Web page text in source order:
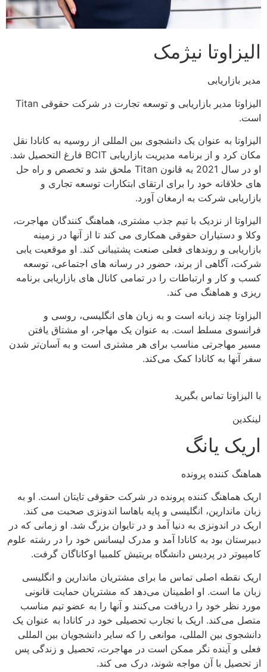
الیزاوتا نیژمک
مدیر بازاریابی
الیزاوتا مدیر بازاریابی و توسعه تجارت در شرکت حقوقی Titan
است.
الیزاوتا به عنوان یک دانشجوی بین المللی از روسیه به کانادا نقل
مکان کرد و از برنامه مدیریت بازاریابی BCIT فارغ التحصیل شد.
او در سال 2021 به قانون Titan ملحق شد و تخصص و راه حل
های خلاقانه خود را برای ارتقای ابتکارات توسعه تجاری و
بازاریابی شرکت به ارمغان آورد.
الیزاوتا از نزدیک با تیم جذب مشتری، هماهنگ کنندگان مهاجرت،
وکلا و دستیاران حقوقی همکاری می کند تا از آنها در زمینه
بازاریابی و روندهای فعلی صنعت پشتیبانی کند. او موقعیت یابی
شرکت، آگاهی از برند، حضور در رسانه های اجتماعی، توسعه
کسب و کار و ارتباطات را در تمامی کانال های بازاریابی برنامه
ریزی و هماهنگ می کند.
الیزاوتا چند زبانه است و به زبان های انگلیسی، روسی و
فرانسوی مسلط است. به عنوان یک مهاجر، او مشتاق یافتن
مسیر مهاجرتی مناسب برای هر مشتری است و به آسان‌تر شدن
سفر آنها به کانادا کمک می‌کند.
با الیزاوتا تماس بگیرید
لینکدین
اریک یانگ
هماهنگ کننده پرونده
اریک هماهنگ کننده پرونده در شرکت حقوقی تایتان است. او به
زبان ماندارین، انگلیسی و پایه باهاسا اندونزی صحبت می کند.
اریک در اندونزی به دنیا آمد و در تایوان بزرگ شد. او زمانی که در
دبیرستان بود به کانادا آمد و مدرک لیسانس خود را در رشته علوم
کامپیوتر در پردیس دانشگاه بریتیش کلمبیا اوکاناگان گرفت.
اریک نقطه اصلی تماس ما برای مشتریان ماندارین و انگلیسی
زبان ما است. او اطمینان می‌دهد که مشتریان حمایت قانونی
مورد نظر خود را دریافت می‌کنند و آنها را به عضو تیم مناسب
متصل می‌کند. اریک با تجارب تحصیلی خود در کانادا به عنوان یک
دانشجوی بین المللی، موانعی را که سایر دانشجویان بین المللی
فعلی و آینده نگر ممکن است در مهاجرت، تحصیل و زندگی پس
از تحصیل با آن مواجه شوند، درک می کند.